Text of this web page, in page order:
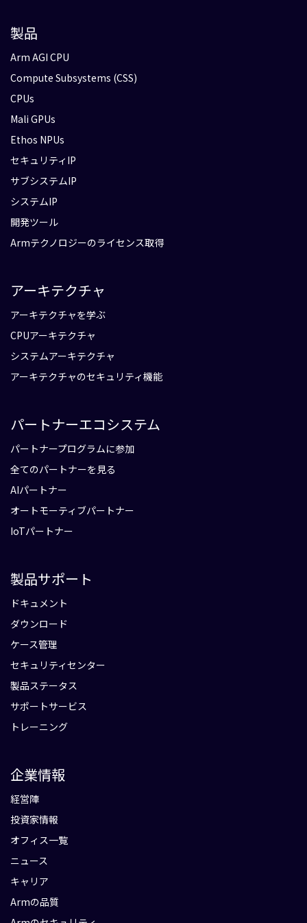
製品
Arm AGI CPU
Compute Subsystems (CSS)
CPUs
Mali GPUs
Ethos NPUs
セキュリティIP
サブシステムIP
システムIP
開発ツール
Armテクノロジーのライセンス取得
アーキテクチャ
アーキテクチャを学ぶ
CPUアーキテクチャ
システムアーキテクチャ
アーキテクチャのセキュリティ機能
パートナーエコシステム
パートナープログラムに参加
全てのパートナーを見る
AIパートナー
オートモーティブパートナー
IoTパートナー
製品サポート
ドキュメント
ダウンロード
ケース管理
セキュリティセンター
製品ステータス
サポートサービス
トレーニング
企業情報
経営陣
投資家情報
オフィス一覧
ニュース
キャリア
Armの品質